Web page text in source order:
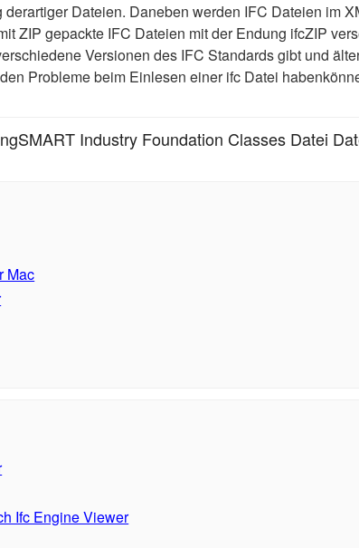
Dateien. Daneben werden IFC Dateien im
ZIP gepackte IFC Dateien mit der Endung ifcZIP
Versionen des IFC Standards gibt und
Probleme beim Einlesen einer ifc Datei
Industry Foundation Classes Datei
Mac
Ifc Engine Viewer